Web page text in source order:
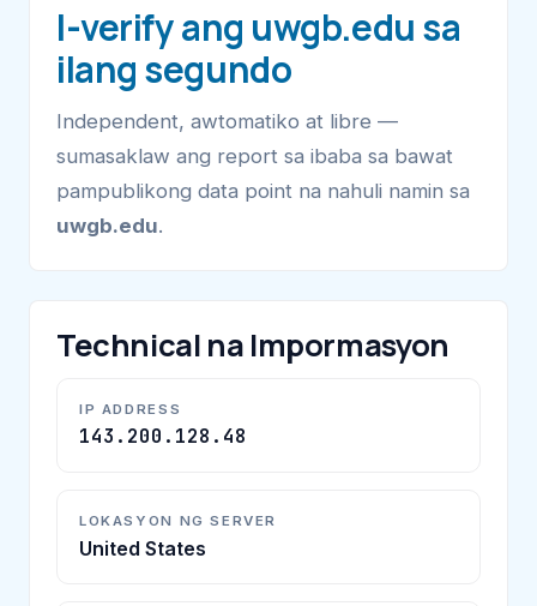
I-verify ang uwgb.edu sa
ilang segundo
Independent, awtomatiko at libre —
sumasaklaw ang report sa ibaba sa bawat
pampublikong data point na nahuli namin sa
uwgb.edu.
Technical na Impormasyon
IP ADDRESS
143.200.128.48
LOKASYON NG SERVER
United States